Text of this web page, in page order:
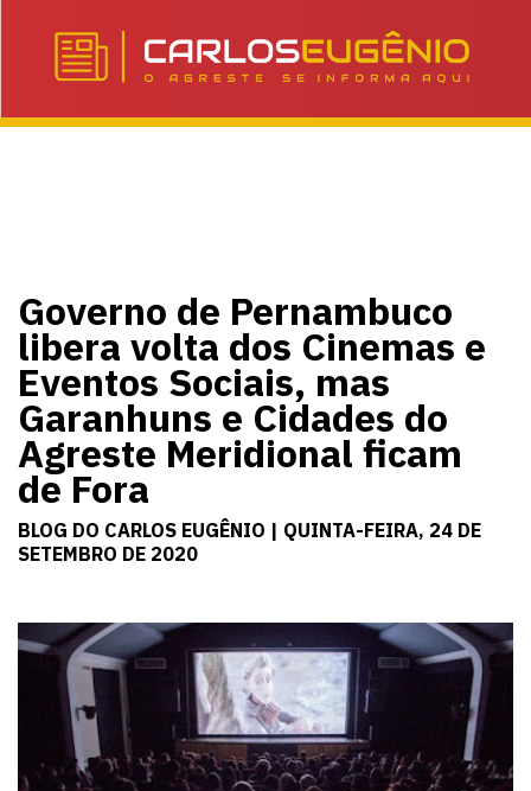
Governo de Pernambuco
libera volta dos Cinemas e
Eventos Sociais, mas
Garanhuns e Cidades do
Agreste Meridional ficam
de Fora
BLOG DO CARLOS EUGÊNIO | QUINTA-FEIRA, 24 DE
SETEMBRO DE 2020